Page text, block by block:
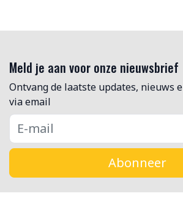
Meld je aan voor onze nieuwsbrief
Ontvang de laatste updates, nieuws
via email
Abonneer